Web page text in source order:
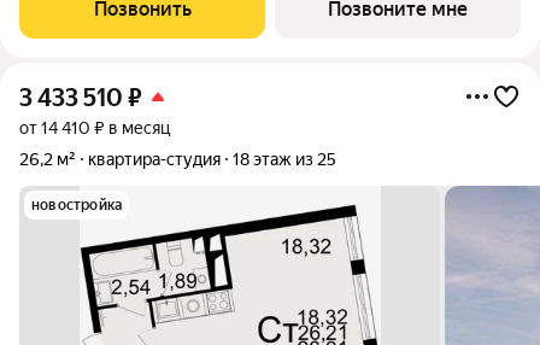
проемов, ниш прохождения стояков
Позвонить Позвоните мне
3 433 510 ₽
от 14 410 ₽ в месяц
26,2 м²
квартира-студия 18 этаж из 25
новостройка